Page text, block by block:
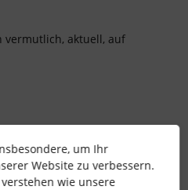
vermutlich, aktuell, auf
um Ihr
Website zu verbessern.
wie unsere